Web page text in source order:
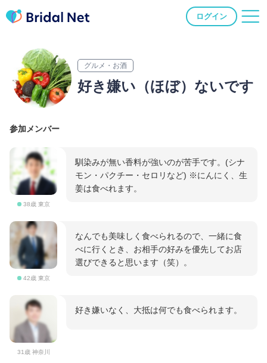
ログイン
グルメ・お酒
好き嫌い（ほぼ）ないです
参加メンバー
38歳 東京
馴染みが無い香料が強いのが苦手です。(シナ
モン・パクチー・セロリなど) ※にんにく、生
姜は食べれます。
42歳 東京
なんでも美味しく食べられるので、一緒に食
べに行くとき、お相手の好みを優先してお店
選びできると思います（笑）。
31歳 神奈川
好き嫌いなく、大抵は何でも食べられます。